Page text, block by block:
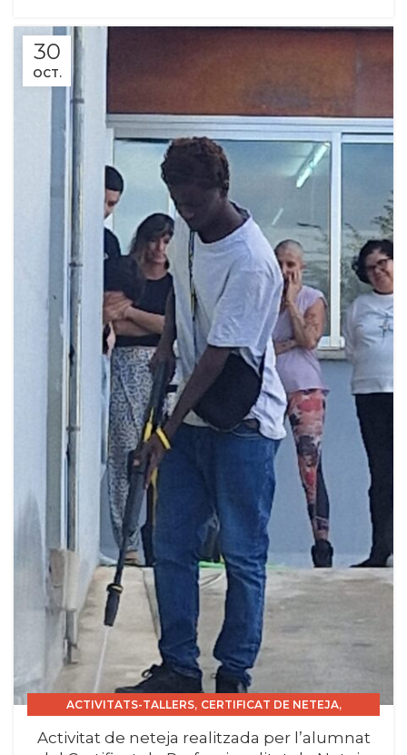
30
OCT.
ACTIVITATS-TALLERS, CERTIFICAT DE NETEJA,
CURS 2025_26
Activitat de neteja realitzada per l’alumnat